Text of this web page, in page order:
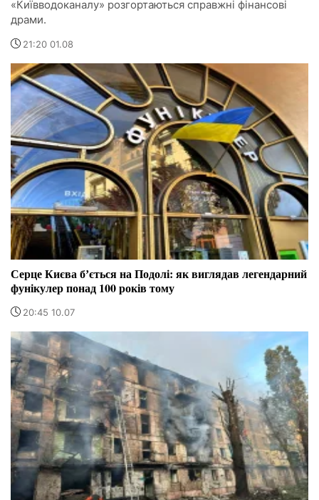
«Київводоканалу» розгортаються справжні фінансові
драми.
21:20 01.08
Серце Києва бʼється на Подолі: як виглядав легендарний
фунікулер понад 100 років тому
20:45 10.07